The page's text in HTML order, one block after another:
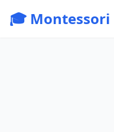
🎓 Montessori